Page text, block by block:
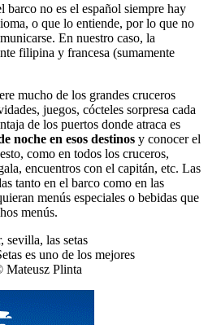
no es el español siempre hay
o que lo entiende, por lo que no
En nuestro caso, la
filipina y francesa (sumamente
mucho de los grandes cruceros
juegos, cócteles sorpresa cada
de los puertos donde atraca es
noche en esos destinos y conocer el
como en todos los cruceros,
encuentros con el capitán, etc. Las
tanto en el barco como en las
menús especiales o bebidas que
menús.
es uno de los mejores
Mateusz Plinta